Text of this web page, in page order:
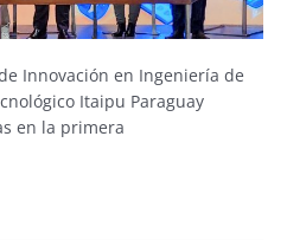
Innovación en Ingeniería de
Itaipu Paraguay
en la primera